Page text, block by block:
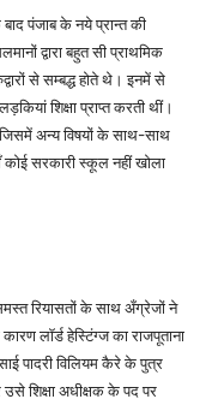
पंजाब के नये प्रान्त की
द्वारा बहुत सी प्राथमिक
से सम्बद्ध होते थे। इनमें से
शिक्षा प्राप्त करती थीं।
अन्य विषयों के साथ-साथ
सरकारी स्कूल नहीं खोला
रियासतों के साथ अँग्रेजों ने
लॉर्ड हेस्टिंग्ज का राजपूताना
पादरी विलियम कैरे के पुत्र
शिक्षा अधीक्षक के पद पर